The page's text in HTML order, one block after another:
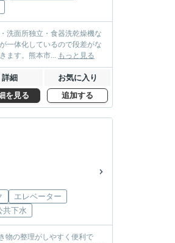
洗面所独立・食器洗乾燥機な
一体化しているので段差がな
ます。熊本市... もっと見る
詳細 お気に入り
を見る 追加する
エレベーター
共下水
物の整理がしやすく便利で